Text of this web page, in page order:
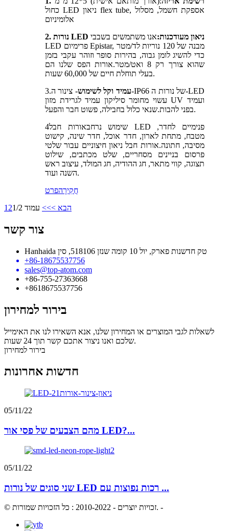
כחול LED ניאון flex tube, אספקת חשמל, מסלול
אלומיניום
2. נורות LED ניאון מעודכנות:אנו משתמשים בשבבי
LED פרימיום Epistar, מבנה של 120 נוריות לד/מטר
כדי להשיג לומן גבוה, בהירות סופר וזוהר עקבי בזמן
שהוא צורך רק 8 ואט/מטר.אורות הפס שלנו הם
בעלי תוחלת חיים של 60,000 שעות.
3.
עמיד וקל לשימוש- צינור ה-IP66 של נורות ה-LED
עשוי מחומר סיליקון עמיד לגרידת מזון UV ועמיד
בפני להבות.שנאי כלול בחבילה, פשוט חבר והפעל.
4
שימוש נרחבאורות חבל LED פנימיים לחדר,
מטבח, מתחת לארון, חדר אוכל, חדר שינה, קישוט
מסיבה, חתונה.אורות חבל ניאון חיצוניים עבור שלטי
פרסום בניינים מסחריים, שלט מכתבים, שילוט
תצוגה, קווי מתאר, חג ההודיה, חג המולד, עיצוב ראש
השנה ועוד.
חֲקִירָהפרט
1 2 הבא >>> עמוד 1/2
צור קשר
Hanhaida טק חדשנות פארק, יול 10 קומה שנזן 518106, סין
+86-18675537756
sales@top-atom.com
+86-755-27363668
+8618675537756
בירור למחירון
לשאלות לגבי המוצרים או המחירון שלנו, אנא השאירו לנו את האימייל
שלכם ואנו ניצור אתכם קשר תוך 24 שעות.
בירור למחירון
חדשות אחרונות
05/11/22
מהם הצבעים של פסי אור LED?...
05/11/22
שני סוגים של נורות LED רכות נפוצות עם ...
© זכויות יוצרים - 2010-2022 : כל הזכויות שמורות. -